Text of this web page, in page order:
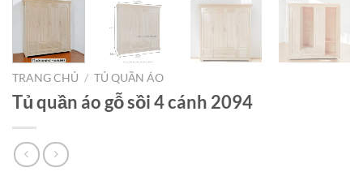
TRANG CHỦ / TỦ QUẦN ÁO
Tủ quần áo gỗ sồi 4 cánh 2094